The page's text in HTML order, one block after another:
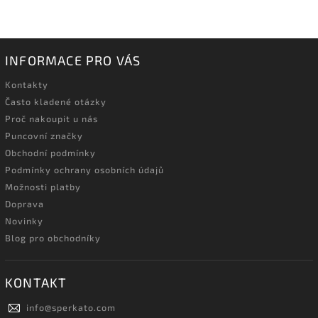
INFORMACE PRO VÁS
Kontakty
Často kladené otázky
Proč nakoupit u nás
Puncovní značky
Obchodní podmínky
Podmínky ochrany osobních údajů
Možnosti platby
Doprava
Novinky
Blog pro obchodníky
KONTAKT
info@sperkato.com